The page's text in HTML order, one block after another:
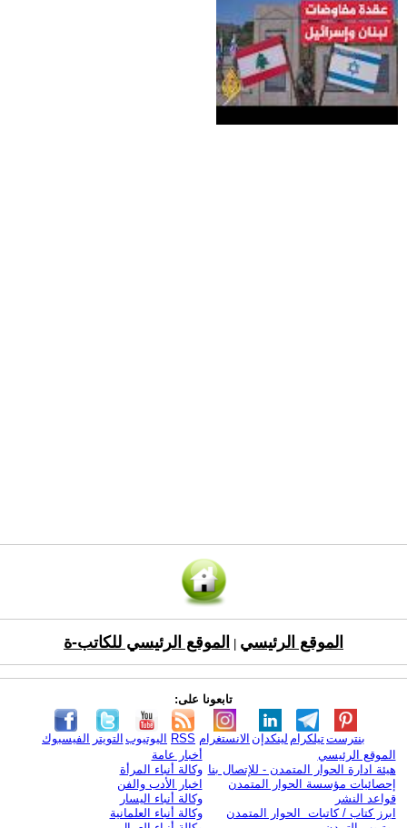
الموقع الرئيسي الموقع الرئيسي للكاتب-ة
تابعونا على:
الفيسبوك التويتر اليوتيوب RSS الانستغرام لينكدإن تيلكرامبنترست
الموقع الرئيسي
هيئة ادارة الحوار المتمدن - للإتصال بنا
إحصائيات مؤسسة الحوار المتمدن
قواعد النشر
ابرز كتاب / كاتبات الحوار المتمدن
أخبار عامة
وكالة أنباء المرأة
اخبار الأدب والفن
وكالة أنباء اليسار
وكالة أنباء العلمانية